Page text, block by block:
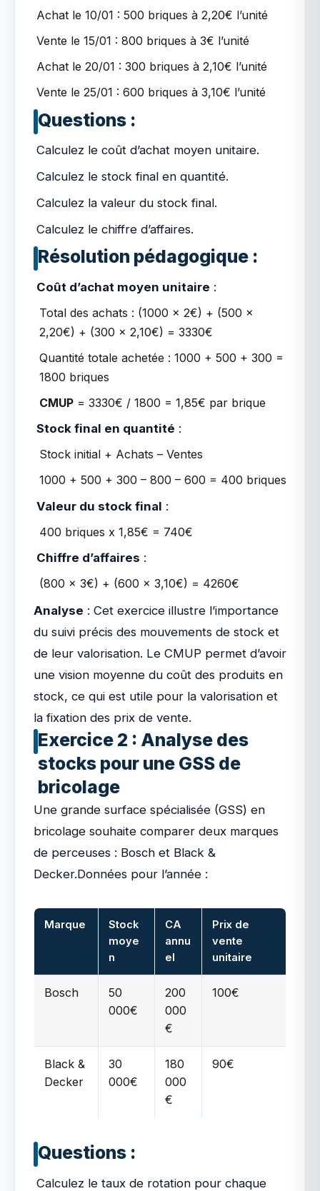
Achat le 10/01 : 500 briques à 2,20€ l’unité
Vente le 15/01 : 800 briques à 3€ l’unité
Achat le 20/01 : 300 briques à 2,10€ l’unité
Vente le 25/01 : 600 briques à 3,10€ l’unité
Questions :
Calculez le coût d’achat moyen unitaire.
Calculez le stock final en quantité.
Calculez la valeur du stock final.
Calculez le chiffre d’affaires.
Résolution pédagogique :
Coût d’achat moyen unitaire :
Total des achats : (1000 x 2€) + (500 x
2,20€) + (300 x 2,10€) = 3330€
Quantité totale achetée : 1000 + 500 + 300 =
1800 briques
CMUP = 3330€ / 1800 = 1,85€ par brique
Stock final en quantité :
Stock initial + Achats – Ventes
1000 + 500 + 300 – 800 – 600 = 400 briques
Valeur du stock final :
400 briques x 1,85€ = 740€
Chiffre d’affaires :
(800 x 3€) + (600 x 3,10€) = 4260€
Analyse : Cet exercice illustre l’importance
du suivi précis des mouvements de stock et
de leur valorisation. Le CMUP permet d’avoir
une vision moyenne du coût des produits en
stock, ce qui est utile pour la valorisation et
la fixation des prix de vente.
Exercice 2 : Analyse des
stocks pour une GSS de
bricolage
Une grande surface spécialisée (GSS) en
bricolage souhaite comparer deux marques
de perceuses : Bosch et Black &
Decker.Données pour l’année :
Marque
Stock
moye
n
CA
annu
el
Prix de
vente
unitaire
Bosch
50
000€
200
000
€
100€
Black &
Decker
30
000€
180
000
€
90€
Questions :
Calculez le taux de rotation pour chaque